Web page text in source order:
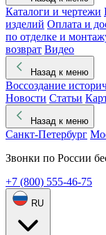
Каталоги и чертежи
изделий Оплата и
по отделке и
возврат Видео
Назад к меню
Воссоздание
Новости Статьи
Назад к меню
Санкт-Петербург
Звонки по России
+7 (800) 555-46-75
RU